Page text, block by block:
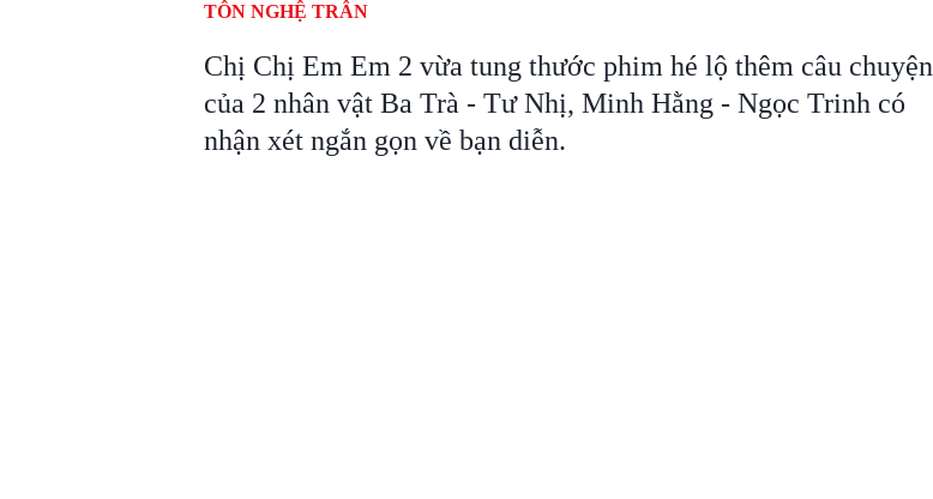
TÔN NGHỆ TRÂN
Chị Chị Em Em 2 vừa tung thước phim hé lộ thêm câu chuyện
của 2 nhân vật Ba Trà - Tư Nhị, Minh Hằng - Ngọc Trinh có
nhận xét ngắn gọn về bạn diễn.